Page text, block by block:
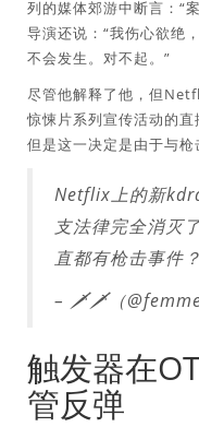
列的媒体郊游中断言：“
导演还说：“我伤心欲绝
不会发生。对不起。”
尽管他解释了他，但
惊悚片系列宣传活动的直
但是这一决定是由于与枪
Netflix上的新
支法律完全消灭
直都有枪击事件
– 🗡️🗡️（
触发器在
管反弹